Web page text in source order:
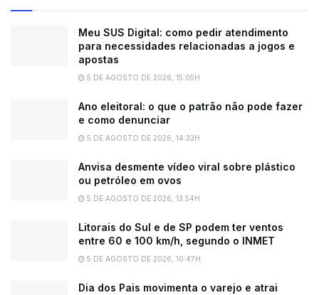
Meu SUS Digital: como pedir atendimento
para necessidades relacionadas a jogos e
apostas
5 DE AGOSTO DE 2026, 15:05H
Ano eleitoral: o que o patrão não pode fazer
e como denunciar
5 DE AGOSTO DE 2026, 14:33H
Anvisa desmente vídeo viral sobre plástico
ou petróleo em ovos
5 DE AGOSTO DE 2026, 13:54H
Litorais do Sul e de SP podem ter ventos
entre 60 e 100 km/h, segundo o INMET
5 DE AGOSTO DE 2026, 10:47H
Dia dos Pais movimenta o varejo e atrai